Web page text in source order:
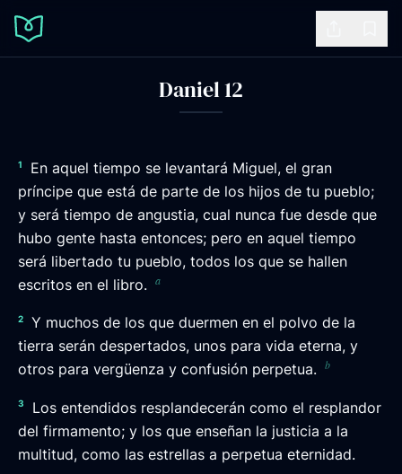
Daniel 12
1
En aquel tiempo se levantará Miguel, el gran
príncipe que está de parte de los hijos de tu pueblo;
y será tiempo de angustia, cual nunca fue desde que
hubo gente hasta entonces; pero en aquel tiempo
será libertado tu pueblo, todos los que se hallen
escritos en el libro. a
2
Y muchos de los que duermen en el polvo de la
tierra serán despertados, unos para vida eterna, y
otros para vergüenza y confusión perpetua. b
3
Los entendidos resplandecerán como el resplandor
del firmamento; y los que enseñan la justicia a la
multitud, como las estrellas a perpetua eternidad.